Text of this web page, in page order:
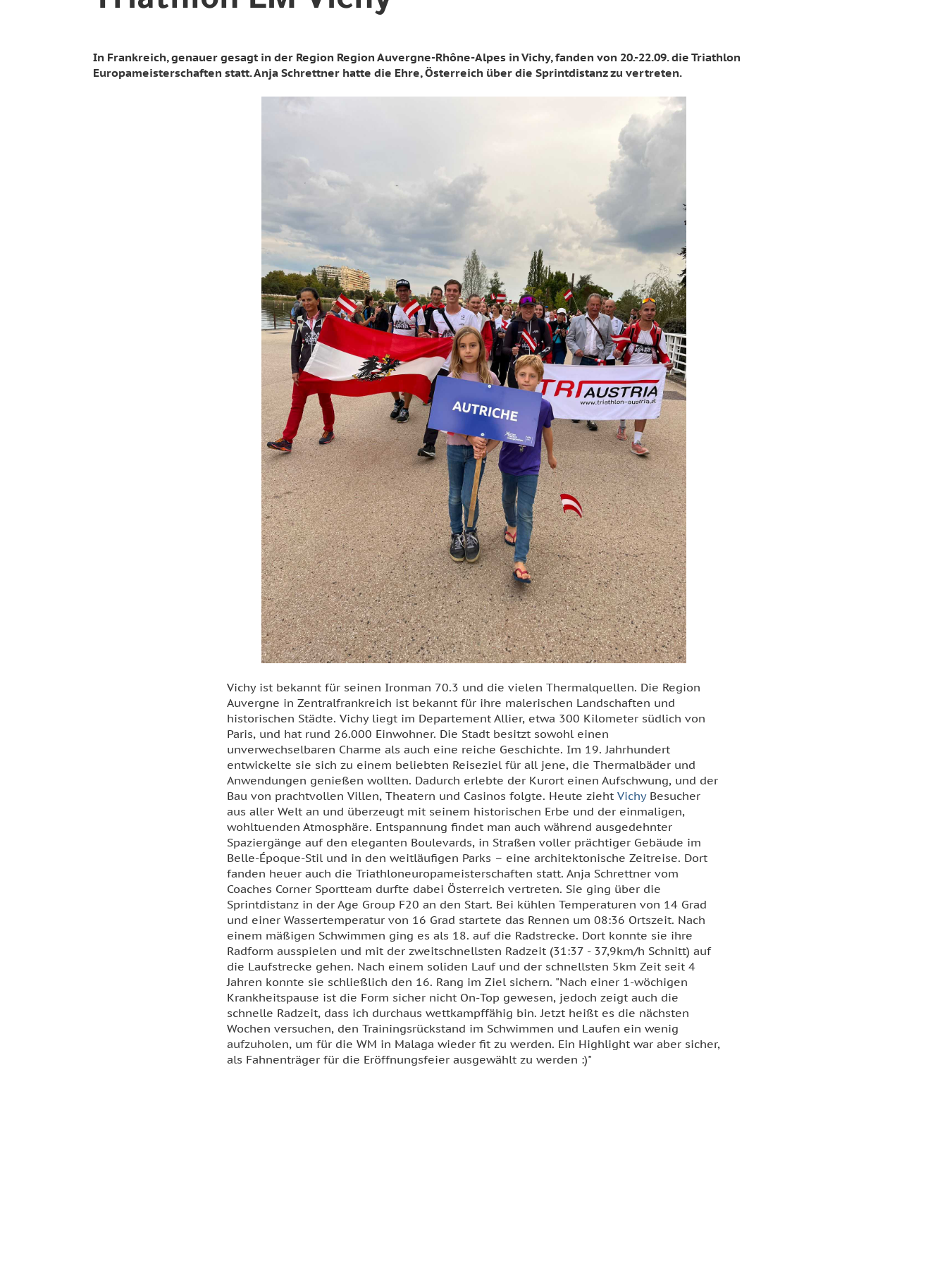
In Frankreich, genauer gesagt in der Region Region Auvergne-Rhône-Alpes in Vichy, fanden von 20.-22.09. die Triathlon
Europameisterschaften statt. Anja Schrettner hatte die Ehre, Österreich über die Sprintdistanz zu vertreten.
Vichy ist bekannt für seinen Ironman 70.3 und die vielen Thermalquellen. Die Region
Auvergne in Zentralfrankreich ist bekannt für ihre malerischen Landschaften und
historischen Städte. Vichy liegt im Departement Allier, etwa 300 Kilometer südlich von
Paris, und hat rund 26.000 Einwohner. Die Stadt besitzt sowohl einen
unverwechselbaren Charme als auch eine reiche Geschichte. Im 19. Jahrhundert
entwickelte sie sich zu einem beliebten Reiseziel für all jene, die Thermalbäder und
Anwendungen genießen wollten. Dadurch erlebte der Kurort einen Aufschwung, und der
Bau von prachtvollen Villen, Theatern und Casinos folgte. Heute zieht Vichy Besucher
aus aller Welt an und überzeugt mit seinem historischen Erbe und der einmaligen,
wohltuenden Atmosphäre. Entspannung findet man auch während ausgedehnter
Spaziergänge auf den eleganten Boulevards, in Straßen voller prächtiger Gebäude im
Belle-Époque-Stil und in den weitläufigen Parks – eine architektonische Zeitreise. Dort
fanden heuer auch die Triathloneuropameisterschaften statt. Anja Schrettner vom
Coaches Corner Sportteam durfte dabei Österreich vertreten. Sie ging über die
Sprintdistanz in der Age Group F20 an den Start. Bei kühlen Temperaturen von 14 Grad
und einer Wassertemperatur von 16 Grad startete das Rennen um 08:36 Ortszeit. Nach
einem mäßigen Schwimmen ging es als 18. auf die Radstrecke. Dort konnte sie ihre
Radform ausspielen und mit der zweitschnellsten Radzeit (31:37 - 37,9km/h Schnitt) auf
die Laufstrecke gehen. Nach einem soliden Lauf und der schnellsten 5km Zeit seit 4
Jahren konnte sie schließlich den 16. Rang im Ziel sichern. "Nach einer 1-wöchigen
Krankheitspause ist die Form sicher nicht On-Top gewesen, jedoch zeigt auch die
schnelle Radzeit, dass ich durchaus wettkampffähig bin. Jetzt heißt es die nächsten
Wochen versuchen, den Trainingsrückstand im Schwimmen und Laufen ein wenig
aufzuholen, um für die WM in Malaga wieder fit zu werden. Ein Highlight war aber sicher,
als Fahnenträger für die Eröffnungsfeier ausgewählt zu werden :)"